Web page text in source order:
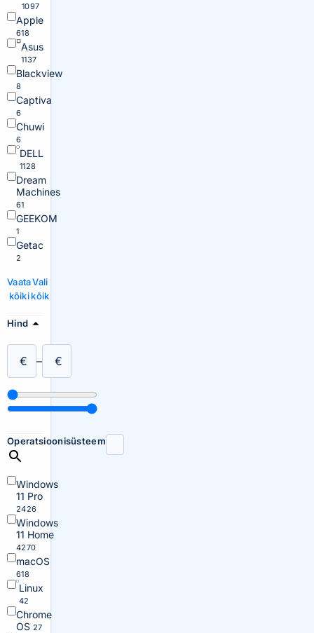
1097
Apple
618
Asus
1137
Blackview
8
Captiva
6
Chuwi
6
DELL
1128
Dream
Machines
61
GEEKOM
1
Getac
2
Vaata
kõiki
Vali
kõik
Hind
€ – €
Operatsioonisüsteem
Windows
11 Pro
2426
Windows
11 Home
4270
macOS
618
Linux
42
Chrome
OS 27